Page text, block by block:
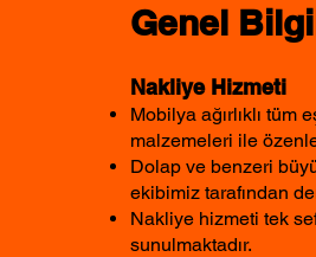
Genel
Nakliye Hizmeti
Mobilya ağırlıklı tüm
malzemeleri ile
Dolap ve benzeri
ekibimiz tarafından
Nakliye hizmeti tek
sunulmaktadır.